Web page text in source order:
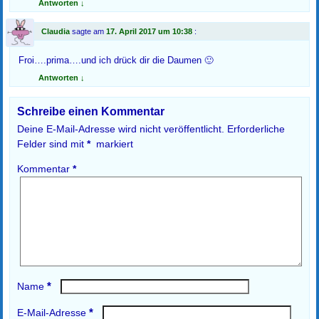
n
t
e
r
g
f
e
t
)
F
n
s
t
r
e
ö
n
e
t
)
(
i
r
d
e
u
F
e
n
s
t
g
e
Antworten ↓
Claudiasagte am 17. April 2017 um 10:38 :
Froi….prima….und ich drück dir die Daumen 🙂
Antworten ↓
Schreibe einen Kommentar
Deine E-Mail-Adresse wird nicht veröffentlicht. Erforderliche
Felder sind mit * markiert
Kommentar *
Name *
E-Mail-Adresse *